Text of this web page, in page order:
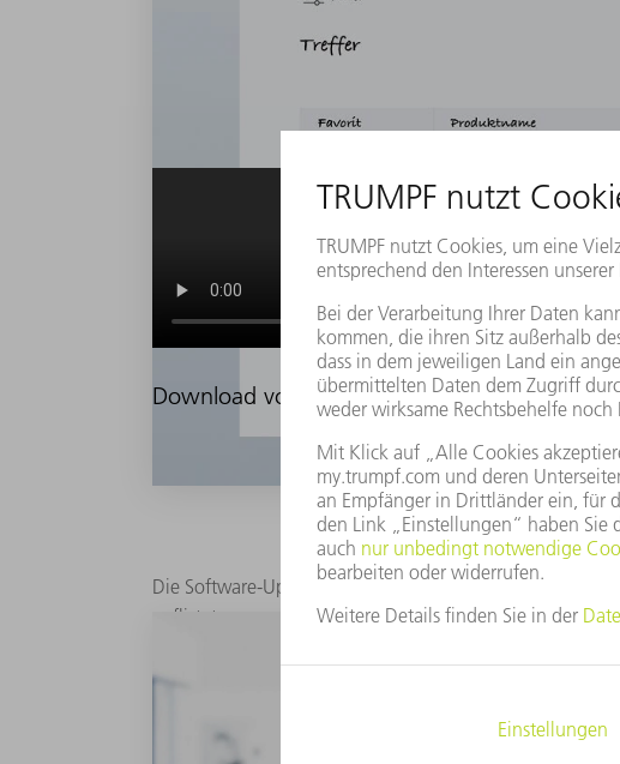
Die Software-Updates finden Sie im Bereich "Meine
auflistet.
Alle
Download von Software Updates: So